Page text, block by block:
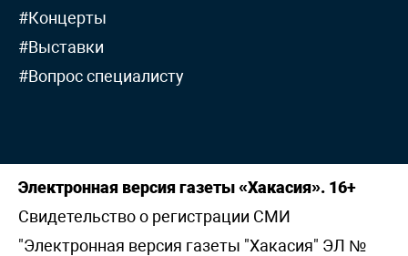
#Концерты
#Выставки
#Вопрос специалисту
Электронная версия газеты «Хакасия». 16+
Свидетельство о регистрации СМИ
"Электронная версия газеты "Хакасия" ЭЛ №